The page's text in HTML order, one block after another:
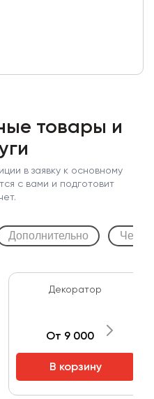
товары и
в заявку к основному
с вами и подготовит
Дополнительно
Декоратор
От 9 000 ₽
В корзину